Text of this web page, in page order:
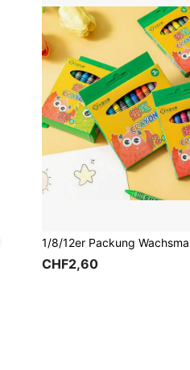
CHF2,60